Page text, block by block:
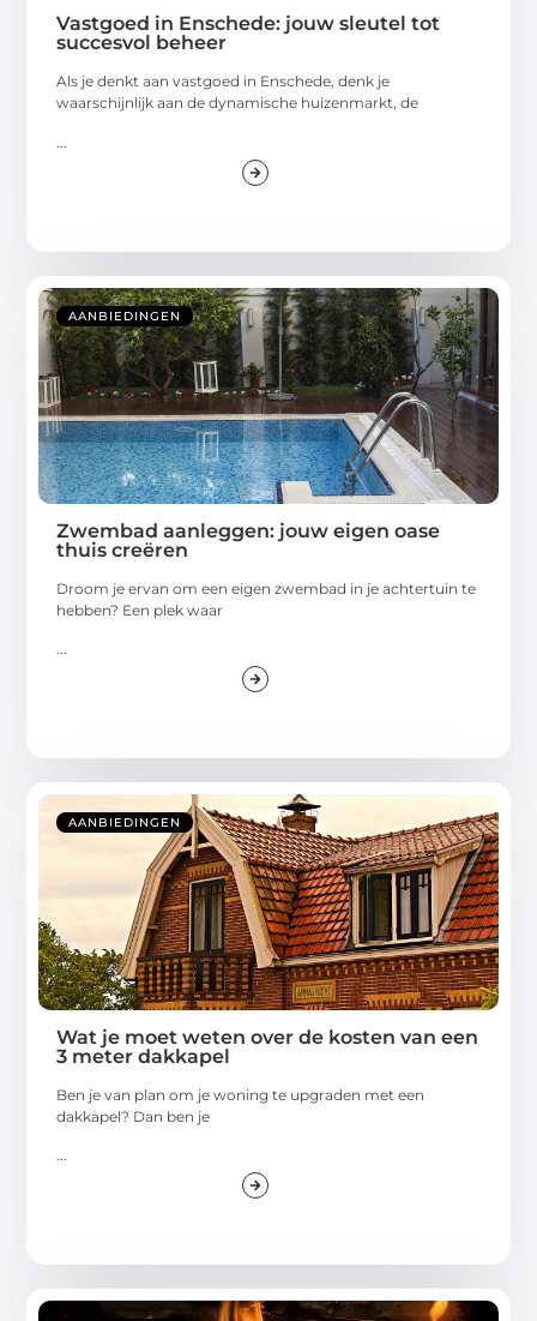
Vastgoed in Enschede: jouw sleutel tot
succesvol beheer
Als je denkt aan vastgoed in Enschede, denk je
waarschijnlijk aan de dynamische huizenmarkt, de
AANBIEDINGEN
Zwembad aanleggen: jouw eigen oase
thuis creëren
Droom je ervan om een eigen zwembad in je achtertuin te
hebben? Een plek waar
AANBIEDINGEN
Wat je moet weten over de kosten van een
3 meter dakkapel
Ben je van plan om je woning te upgraden met een
dakkapel? Dan ben je
...